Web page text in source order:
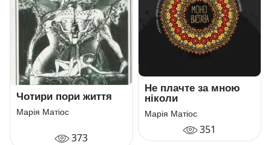
Чотири пори життя
Марія Матіос
373
Не плачте за мною
ніколи
Марія Матіос
351